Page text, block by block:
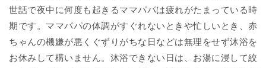
世話で夜中に何度も起きるママパパは疲れがたまっている時
期です。ママパパの体調がすぐれないときや忙しいとき、赤
ちゃんの機嫌が悪くぐずりがちな日などは無理をせず沐浴を
お休みして構いません。沐浴できない日は、お湯に浸して絞